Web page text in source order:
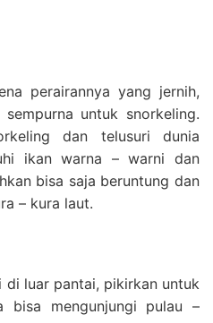
perairannya yang jernih,
untuk snorkeling.
dan telusuri dunia
ikan warna – warni dan
bisa saja beruntung dan
– kura laut.
di luar pantai, pikirkan untuk
bisa mengunjungi pulau –